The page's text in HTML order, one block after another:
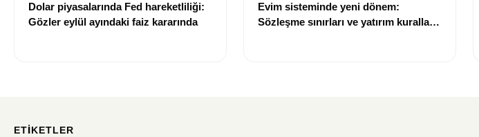
Dolar piyasalarında Fed hareketliliği:
Gözler eylül ayındaki faiz kararında
Evim sisteminde yeni dönem:
Sözleşme sınırları ve yatırım kuralları
ETIKETLER